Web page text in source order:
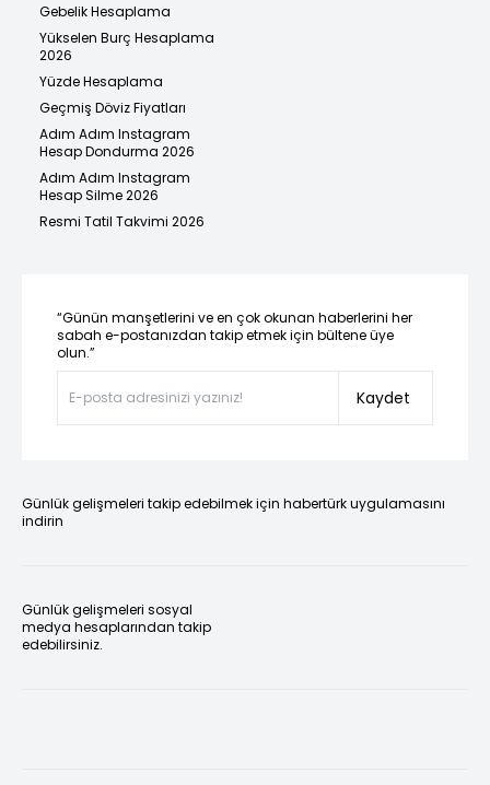
Gebelik Hesaplama
Yükselen Burç Hesaplama
2026
Yüzde Hesaplama
Geçmiş Döviz Fiyatları
Adım Adım Instagram
Hesap Dondurma 2026
Adım Adım Instagram
Hesap Silme 2026
Resmi Tatil Takvimi 2026
“Günün manşetlerini ve en çok okunan haberlerini her
sabah e-postanızdan takip etmek için bültene üye
olun.”
Kaydet
Günlük gelişmeleri takip edebilmek için habertürk uygulamasını
indirin
Günlük gelişmeleri sosyal
medya hesaplarından takip
edebilirsiniz.